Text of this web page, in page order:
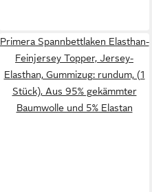
Primera Spannbettlaken Elasthan-
Feinjersey Topper, Jersey-
Elasthan, Gummizug: rundum, (1
Stück), Aus 95% gekämmter
Baumwolle und 5% Elastan